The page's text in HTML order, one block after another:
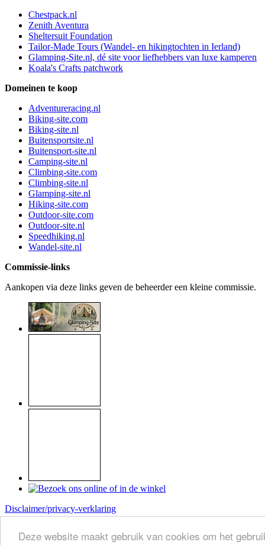
Deze website maakt gebruik van cookies om het
Chestpack.nl
Zenith Aventura
Sheltersuit Foundation
Tailor-Made Tours (Wandel- en hikingtochten in Ierland)
Glamping-Site.nl, dé site voor liefhebbers van luxe kamperen
Koala's Crafts patchwork
Domeinen te koop
Adventureracing.nl
Biking-site.com
Biking-site.nl
Buitensportsite.nl
Buitensport-site.nl
Camping-site.nl
Climbing-site.com
Climbing-site.nl
Glamping-site.nl
Hiking-site.com
Outdoor-site.com
Outdoor-site.nl
Speedhiking.nl
Wandel-site.nl
Commissie-links
Aankopen via deze links geven de beheerder een kleine commissie.
Disclaimer/privacy-verklaring
Site made byKoome-webservice